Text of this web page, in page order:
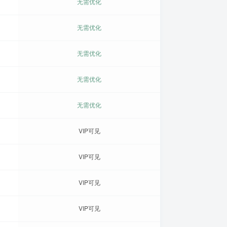
无需优化
无需优化
无需优化
无需优化
VIP可见
VIP可见
VIP可见
VIP可见